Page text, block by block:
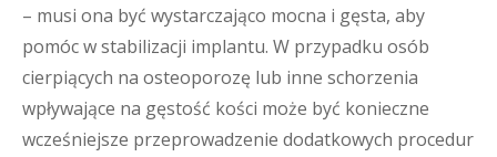
– musi ona być wystarczająco mocna i gęsta, aby
pomóc w stabilizacji implantu. W przypadku osób
cierpiących na osteoporozę lub inne schorzenia
wpływające na gęstość kości może być konieczne
wcześniejsze przeprowadzenie dodatkowych procedur